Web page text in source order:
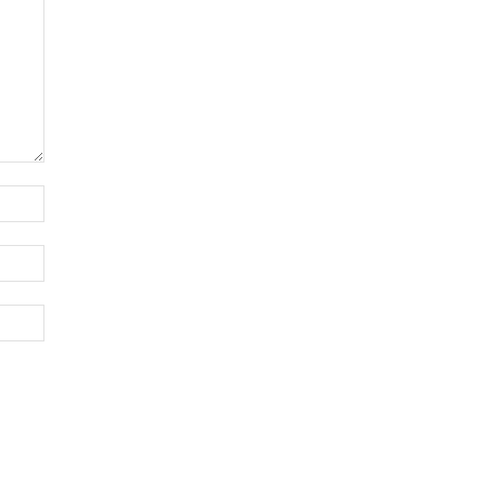
Posta:*